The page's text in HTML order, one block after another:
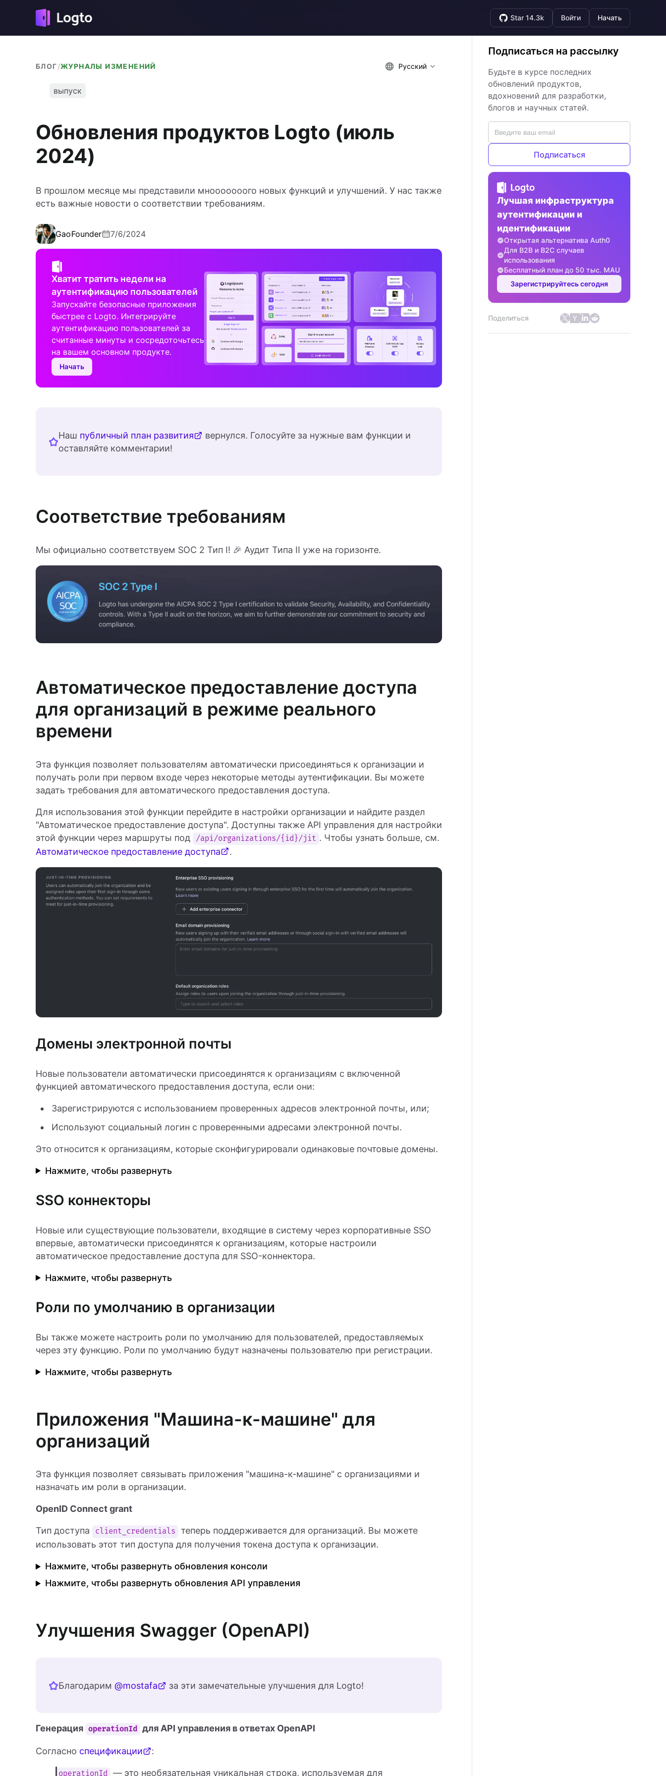
Star 14.3k Войти Начать
БЛОГ/ЖУРНАЛЫ ИЗМЕНЕНИЙ Русский
выпуск
Обновления продуктов Logto (июль
2024)
В прошлом месяце мы представили мнооооооого новых функций и улучшений. У нас также
есть важные новости о соответствии требованиям.
GaoFounder 7/6/2024
Хватит тратить недели на
аутентификацию пользователей
Запускайте безопасные приложения
быстрее с Logto. Интегрируйте
аутентификацию пользователей за
считанные минуты и сосредоточьтесь
на вашем основном продукте.
Начать
Наш публичный план развития
вернулся. Голосуйте за нужные вам функции и
оставляйте комментарии!
Соответствие требованиям
Мы официально соответствуем SOC 2 Тип I! 🎉 Аудит Типа II уже на горизонте.
Автоматическое предоставление доступа
для организаций в режиме реального
времени
Эта функция позволяет пользователям автоматически присоединяться к организации и
получать роли при первом входе через некоторые методы аутентификации. Вы можете
задать требования для автоматического предоставления доступа.
Для использования этой функции перейдите в настройки организации и найдите раздел
"Автоматическое предоставление доступа". Доступны также API управления для настройки
этой функции через маршруты под
/api/organizations/{id}/jit . Чтобы узнать больше, см.
Автоматическое предоставление доступа
.
Домены электронной почты
Новые пользователи автоматически присоединятся к организациям с включенной
функцией автоматического предоставления доступа, если они:
Зарегистрируются с использованием проверенных адресов электронной почты, или;
Используют социальный логин с проверенными адресами электронной почты.
Это относится к организациям, которые сконфигурировали одинаковые почтовые домены.
Нажмите, чтобы развернуть
SSO коннекторы
Новые или существующие пользователи, входящие в систему через корпоративные SSO
впервые, автоматически присоединятся к организациям, которые настроили
автоматическое предоставление доступа для SSO-коннектора.
Нажмите, чтобы развернуть
Роли по умолчанию в организации
Вы также можете настроить роли по умолчанию для пользователей, предоставляемых
через эту функцию. Роли по умолчанию будут назначены пользователю при регистрации.
Нажмите, чтобы развернуть
Приложения "Машина-к-машине" для
организаций
Эта функция позволяет связывать приложения "машина-к-машине" с организациями и
назначать им роли в организации.
OpenID Connect grant
Тип доступа client_credentials
теперь поддерживается для организаций. Вы можете
использовать этот тип доступа для получения токена доступа к организации.
Нажмите, чтобы развернуть обновления консоли
Нажмите, чтобы развернуть обновления API управления
Улучшения Swagger (OpenAPI)
Благодарим @mostafa за эти замечательные улучшения для Logto!
Генерация operationId для API управления в ответах OpenAPI
Согласно спецификации :
operationId — это необязательная уникальная строка, используемая для
Подписаться на рассылку
Будьте в курсе последних
обновлений продуктов,
вдохновений для разработки,
блогов и научных статей.
Подписаться
Лучшая инфраструктура
аутентификации и
идентификации
Открытая альтернатива Auth0
Для B2B и B2C случаев
использования
Бесплатный план до 50 тыс. MAU
Зарегистрируйтесь сегодня
Поделиться